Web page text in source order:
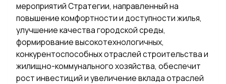
мероприятий Стратегии, направленный на
повышение комфортности и доступности жилья,
улучшение качества городской среды,
формирование высокотехнологичных,
конкурентоспособных отраслей строительства и
жилищно-коммунального хозяйства, обеспечит
рост инвестиций и увеличение вклада отраслей